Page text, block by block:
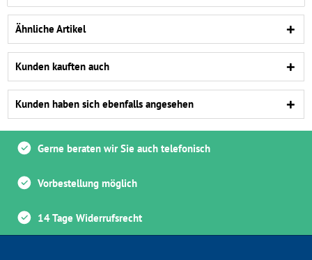
Ähnliche Artikel
Kunden kauften auch
Kunden haben sich ebenfalls angesehen
Gerne beraten wir Sie auch telefonisch
Vorbestellung möglich
14 Tage Widerrufsrecht